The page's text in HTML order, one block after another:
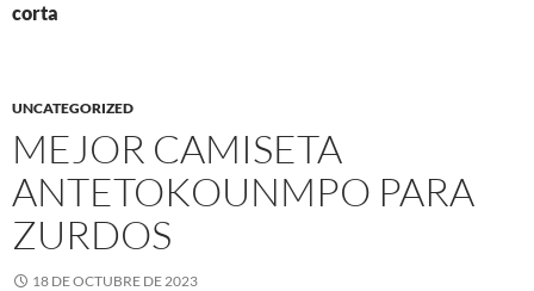
corta
UNCATEGORIZED
MEJOR CAMISETA
ANTETOKOUNMPO PARA
ZURDOS
18 DE OCTUBRE DE 2023